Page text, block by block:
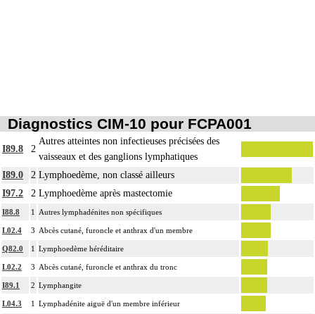
Diagnostics CIM-10 pour FCPA001
I89.8 2
Autres atteintes non infectieuses précisées des
vaisseaux et des ganglions lymphatiques
I89.0
2 Lymphoedème, non classé ailleurs
I97.2
2 Lymphoedème après mastectomie
I88.8 1 Autres lymphadénites non spécifiques
L02.4 3 Abcès cutané, furoncle et anthrax d'un membre
Q82.0 1 Lymphoedème héréditaire
L02.2 3 Abcès cutané, furoncle et anthrax du tronc
I89.1 2 Lymphangite
L04.3 1 Lymphadénite aiguë d'un membre inférieur